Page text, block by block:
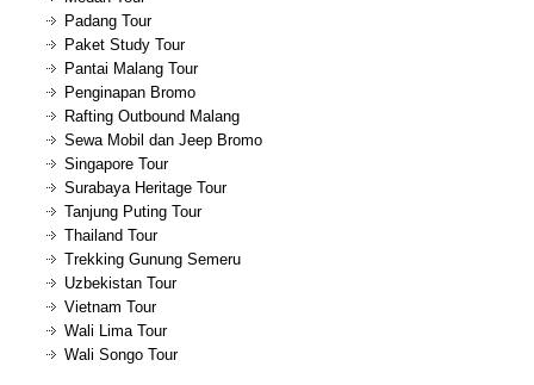
Padang Tour
Paket Study Tour
Pantai Malang Tour
Penginapan Bromo
Rafting Outbound Malang
Sewa Mobil dan Jeep Bromo
Singapore Tour
Surabaya Heritage Tour
Tanjung Puting Tour
Thailand Tour
Trekking Gunung Semeru
Uzbekistan Tour
Vietnam Tour
Wali Lima Tour
Wali Songo Tour